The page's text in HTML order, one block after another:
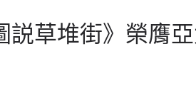
草堆街》榮膺